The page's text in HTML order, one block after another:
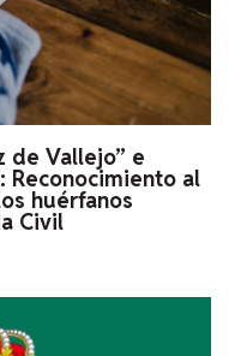
de Vallejo” e
Reconocimiento al
huérfanos
Civil